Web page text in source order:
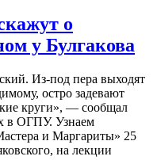
о
у Булгакова
Из-под пера выходят
остро задевают
круги», — сообщал
в ОГПУ. Узнаем
и Маргариты» 25
на лекции